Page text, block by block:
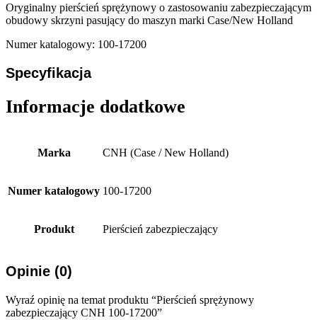
Oryginalny pierścień sprężynowy o zastosowaniu zabezpieczającym
obudowy skrzyni pasujący do maszyn marki Case/New Holland
Numer katalogowy: 100-17200
Specyfikacja
Informacje dodatkowe
Marka CNH (Case / New Holland)
Numer katalogowy 100-17200
Produkt Pierścień zabezpieczający
Opinie (0)
Wyraź opinię na temat produktu “Pierścień sprężynowy
zabezpieczający CNH 100-17200”